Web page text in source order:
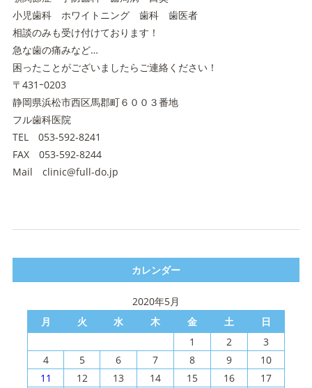
小児歯科 ホワイトニング 歯科 歯医者
相談のみも受け付けております！
急な歯の痛みなど…
困ったことがございましたらご連絡ください！
〒431ｰ0203
静岡県浜松市西区馬郡町６００３番地
フル歯科医院
TEL 053-592-8241
FAX 053-592-8244
Mail clinic@full-do.jp
カレンダー
2020年5月
月
火 水 木 金 土
日
1
2
3
4
5 6 7 8 9
10
11
12 13 14 15 16
17